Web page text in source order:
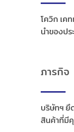
โควิก เค
นำของปร
ภารกิจ
บริษัทฯ ยึ
สินค้าที่มี